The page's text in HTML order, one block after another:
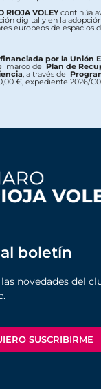
RIOJA VOLEYcontinúa
digital y en la
europeos de espacios
por la Unión
marco delPlan de
, a través del
€, expediente 2026/
boletín
novedades del
SUSCRIBIRME